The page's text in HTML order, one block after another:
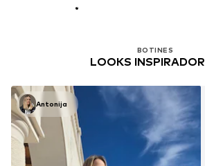
BOTINES
LOOKS
Antonija